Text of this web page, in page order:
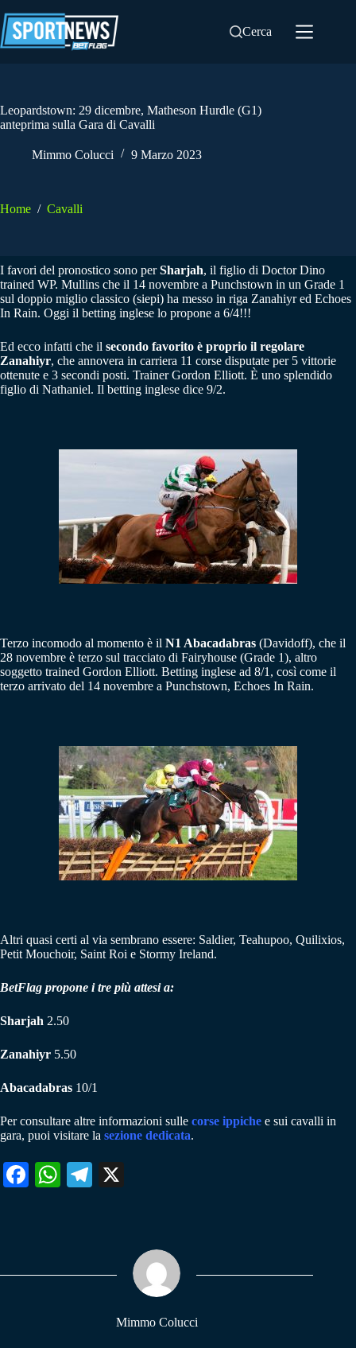
al
contenuto
Cerca
Leopardstown: 29 dicembre, Matheson Hurdle (G1)
anteprima sulla Gara di Cavalli
Mimmo Colucci 9 Marzo 2023
Home / Cavalli
I favori del pronostico sono perSharjah, il figlio di Doctor Dino
trained WP. Mullins che il 14 novembre a Punchstown in un Grade 1
sul doppio miglio classico (siepi) ha messo in riga Zanahiyr ed Echoes
In Rain. Oggi il betting inglese lo propone a 6/4!!!
Ed ecco infatti che il secondo favorito è proprio il regolare
Zanahiyr, che annovera in carriera 11 corse disputate per 5 vittorie
ottenute e 3 secondi posti. Trainer Gordon Elliott. È uno splendido
figlio di Nathaniel. Il betting inglese dice 9/2.
Terzo incomodo al momento è il N1 Abacadabras (Davidoff), che il
28 novembre è terzo sul tracciato di Fairyhouse (Grade 1), altro
soggetto trained Gordon Elliott. Betting inglese ad 8/1, così come il
terzo arrivato del 14 novembre a Punchstown, Echoes In Rain.
Altri quasi certi al via sembrano essere: Saldier, Teahupoo, Quilixios,
Petit Mouchoir, Saint Roi e Stormy Ireland.
BetFlag propone i tre più attesi a:
Sharjah 2.50
Zanahiyr 5.50
Abacadabras 10/1
Per consultare altre informazioni sulle corse ippiche e sui cavalli in
gara, puoi visitare la sezione dedicata.
Fa W
pp
Te
m
Mimmo Colucci